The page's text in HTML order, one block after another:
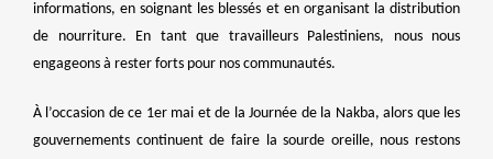
informations, en soignant les blessés et en organisant la distribution
de nourriture. En tant que travailleurs Palestiniens, nous nous
engageons à rester forts pour nos communautés.
À l’occasion de ce 1er mai et de la Journée de la Nakba, alors que les
gouvernements continuent de faire la sourde oreille, nous restons